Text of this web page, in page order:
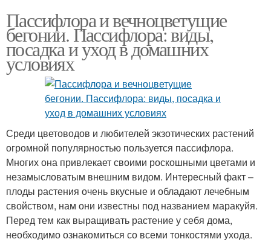
Пассифлора и вечноцветущие
бегонии. Пассифлора: виды,
посадка и уход в домашних
условиях
Среди цветоводов и любителей экзотических растений
огромной популярностью пользуется пассифлора.
Многих она привлекает своими роскошными цветами и
незамысловатым внешним видом. Интересный факт –
плоды растения очень вкусные и обладают лечебным
свойством, нам они известны под названием маракуйя.
Перед тем как выращивать растение у себя дома,
необходимо ознакомиться со всеми тонкостями ухода.